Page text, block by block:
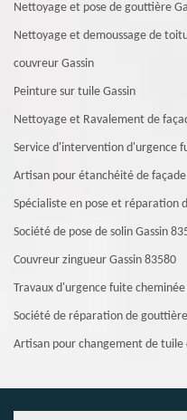
Nettoyage et pose de gouttière
Nettoyage et demoussage de
couvreur Gassin
Peinture sur tuile Gassin
Nettoyage et Ravalement de
Service d'intervention d'urgence
Artisan pour étanchéité de
Spécialiste en pose et réparation
Société de pose de solin Gassin
Couvreur zingueur Gassin 83580
Travaux d'urgence fuite cheminée
Société de réparation de
Artisan pour changement de tuile